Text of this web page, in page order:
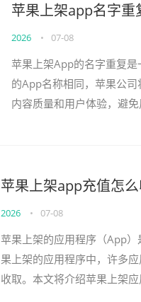
苹果上架app名字重
2026 • 07-08
苹果上架App的名字重复
的App名称相同，苹果公
内容质量和用户体验，避
苹果上架app充值怎
2026 • 07-08
苹果上架的应用程序（App
果上架的应用程序中，许多
收取。本文将介绍苹果上架